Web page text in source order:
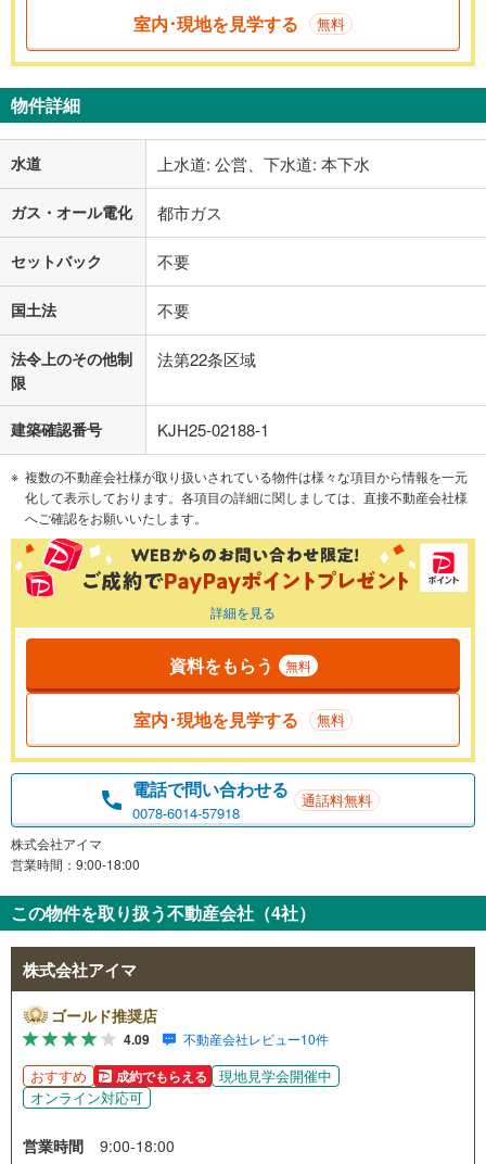
室内･現地を見学する 無料
物件詳細
水道 上水道: 公営、下水道: 本下水
ガス・オール電化 都市ガス
セットバック 不要
国土法 不要
法令上のその他制
限
法第22条区域
建築確認番号 KJH25-02188-1
複数の不動産会社様が取り扱いされている物件は様々な項目から情報を一元
化して表示しております。各項目の詳細に関しましては、直接不動産会社様
へご確認をお願いいたします。
詳細を見る
資料をもらう 無料
室内･現地を見学する 無料
電話で問い合わせる
0078-6014-57918
通話料無料
株式会社アイマ
営業時間：9:00-18:00
この物件を取り扱う不動産会社（4社）
株式会社アイマ
ゴールド推奨店
4.09 不動産会社レビュー10件
おすすめ 成約でもらえる
現地見学会開催中
オンライン対応可
営業時間
9:00-18:00